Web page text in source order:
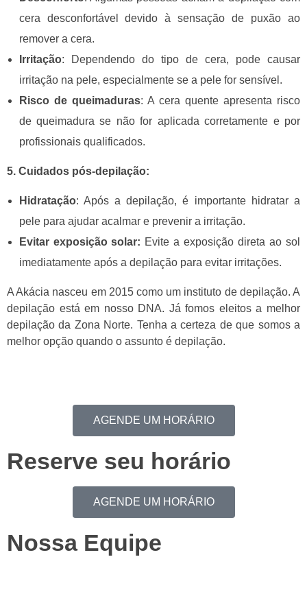
cera desconfortável devido à sensação de puxão ao
remover a cera.
Irritação: Dependendo do tipo de cera, pode causar
irritação na pele, especialmente se a pele for sensível.
Risco de queimaduras: A cera quente apresenta risco
de queimadura se não for aplicada corretamente e por
profissionais qualificados.
5. Cuidados pós-depilação:
Hidratação: Após a depilação, é importante hidratar a
pele para ajudar acalmar e prevenir a irritação.
Evitar exposição solar: Evite a exposição direta ao sol
imediatamente após a depilação para evitar irritações.
AAkácia nasceu em 2015 como um instituto de depilação. A
depilação está em nosso DNA. Já fomos eleitos a melhor
depilação da Zona Norte. Tenha a certeza de que somos a
melhor opção quando o assunto é depilação.
AGENDE UM HORÁRIO
Reserve seu horário
AGENDE UM HORÁRIO
Nossa Equipe